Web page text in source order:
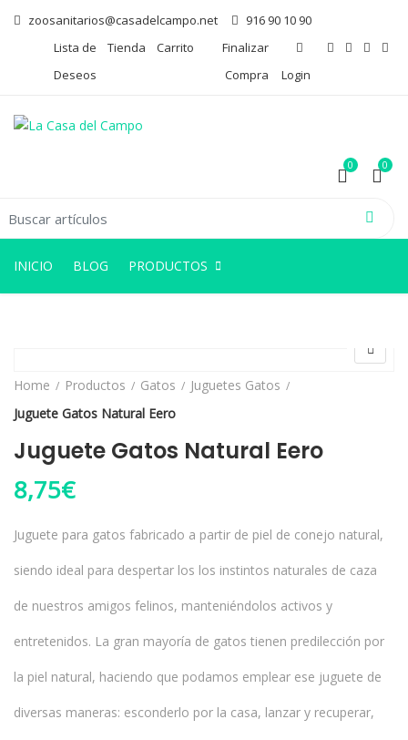
zoosanitarios@casadelcampo.net
916 90 10 90
Lista de
Deseos
Tienda Carrito
Finalizar
Compra
Login
0 0
INICIO BLOG PRODUCTOS
Home Productos Gatos
Juguetes Gatos
Juguete Gatos Natural Eero
Juguete Gatos Natural Eero
8,75€
Juguete para gatos fabricado a partir de piel de conejo natural,
siendo ideal para despertar los los instintos naturales de caza
de nuestros amigos felinos, manteniéndolos activos y
entretenidos. La gran mayoría de gatos tienen predilección por
la piel natural, haciendo que podamos emplear ese juguete de
diversas maneras: esconderlo por la casa, lanzar y recuperar,